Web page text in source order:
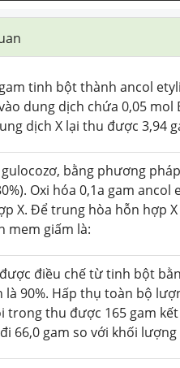
tinh bột thành ancol
dung dịch chứa 0,05 mol
dịch X lại thu được 3,94
bằng phương
Oxi hóa 0,1a gam
X. Để trung hòa hỗn hợp
mem giấm là:
điều chế từ tinh bột
90%. Hấp thụ toàn bộ
trong thu được 165 gam
66,0 gam so với khối